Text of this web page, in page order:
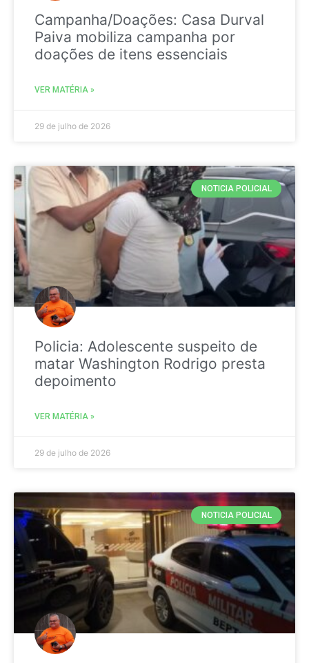
Campanha/Doações: Casa Durval
Paiva mobiliza campanha por
doações de itens essenciais
VER MATÉRIA »
29 de julho de 2026
NOTICIA POLICIAL
Policia: Adolescente suspeito de
matar Washington Rodrigo presta
depoimento
VER MATÉRIA »
29 de julho de 2026
NOTICIA POLICIAL